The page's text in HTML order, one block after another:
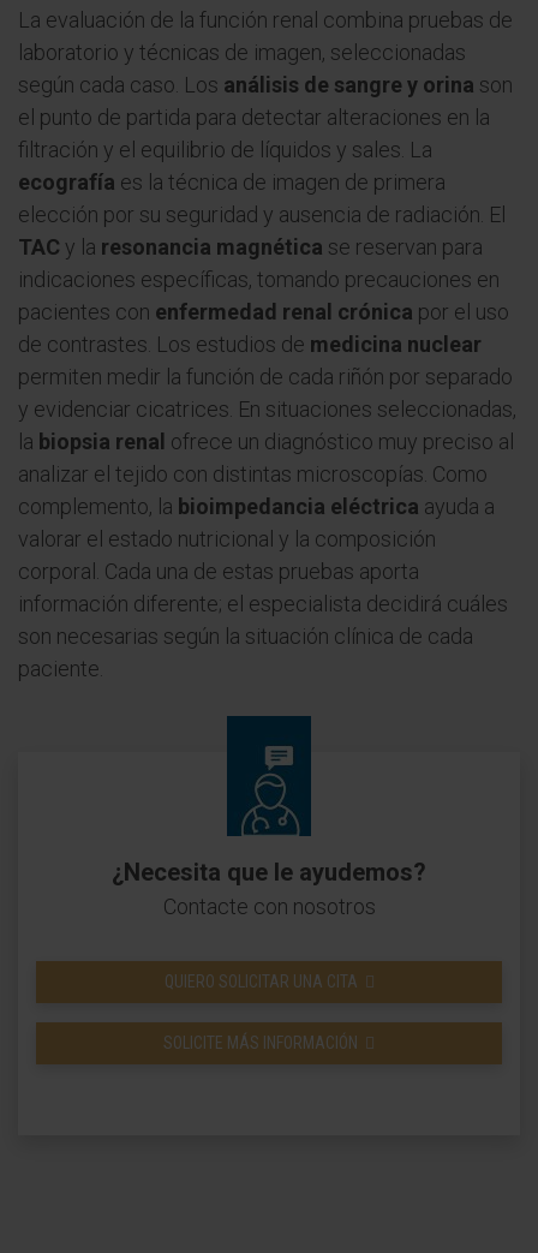
La evaluación de la función renal combina pruebas de
laboratorio y técnicas de imagen, seleccionadas
según cada caso. Los análisis de sangre y orina son
el punto de partida para detectar alteraciones en la
filtración y el equilibrio de líquidos y sales. La
ecografía es la técnica de imagen de primera
elección por su seguridad y ausencia de radiación. El
TAC y la resonancia magnética se reservan para
indicaciones específicas, tomando precauciones en
pacientes con enfermedad renal crónica por el uso
de contrastes. Los estudios de medicina nuclear
permiten medir la función de cada riñón por separado
y evidenciar cicatrices. En situaciones seleccionadas,
la biopsia renal ofrece un diagnóstico muy preciso al
analizar el tejido con distintas microscopías. Como
complemento, la bioimpedancia eléctrica ayuda a
valorar el estado nutricional y la composición
corporal. Cada una de estas pruebas aporta
información diferente; el especialista decidirá cuáles
son necesarias según la situación clínica de cada
paciente.
¿Necesita que le ayudemos?
Contacte con nosotros
QUIERO SOLICITAR UNA CITA
SOLICITE MÁS INFORMACIÓN